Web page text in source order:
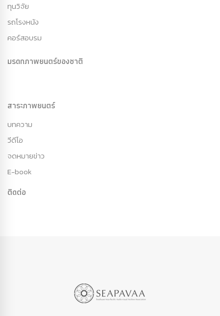
ทุนวิจัย
รถโรงหนัง
คอร์สอบรม
มรดกภาพยนตร์ของชาติ
สาระภาพยนตร์
บทความ
วีดีโอ
จดหมายข่าว
E-book
ติดต่อ